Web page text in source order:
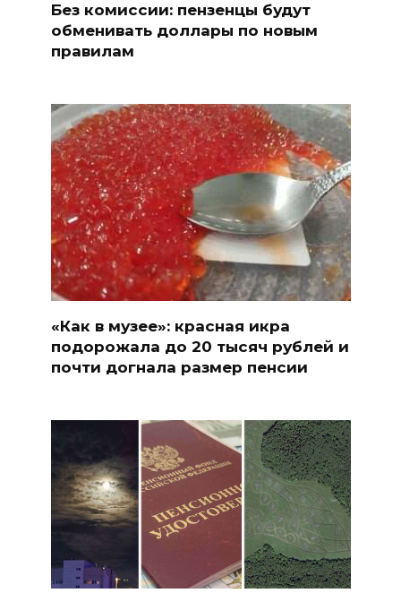
Без комиссии: пензенцы будут
обменивать доллары по новым
правилам
«Как в музее»: красная икра
подорожала до 20 тысяч рублей и
почти догнала размер пенсии